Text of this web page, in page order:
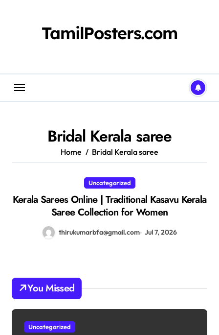
TamilPosters.com
Bridal Kerala saree
Home Bridal Kerala saree
Uncategorized
Kerala Sarees Online | Traditional Kasavu Kerala
Saree Collection for Women
thirukumarbfa@gmail.com Jul 7, 2026
You Missed
Uncategorized